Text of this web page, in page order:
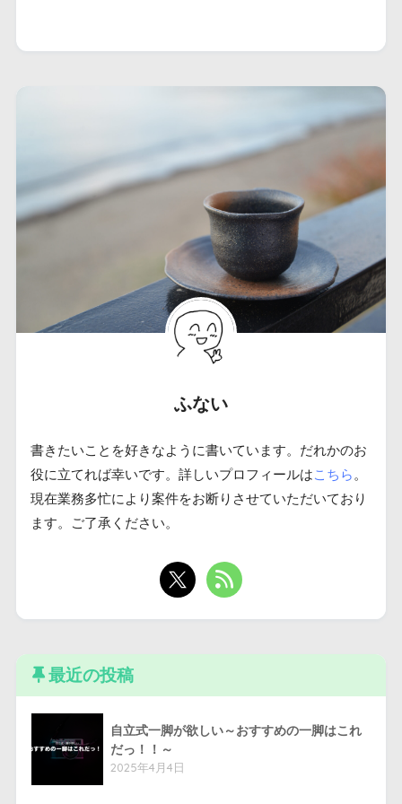
ふない
書きたいことを好きなように書いています。だれかのお
役に立てれば幸いです。詳しいプロフィールはこちら 。
現在業務多忙により案件をお断りさせていただいており
ます。ご了承ください。
最近の投稿
自立式一脚が欲しい～おすすめの一脚はこれ
だっ！！～
2025年4月4日